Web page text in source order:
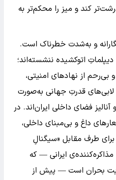
کند و میز را محکم‌تر به
و به‌شدت خطرناک است.
اتوکشیده ننشسته‌اند؛
از نهادهای امنیتی،
لابی‌های قدرتِ جهانی به‌صورت
فضای داخلی ایران‌اند. در
داغ و بی‌مبنای داخلی،
طرف مقابل «سیگنالِ
ایرانی — که
بحران است — پیش از